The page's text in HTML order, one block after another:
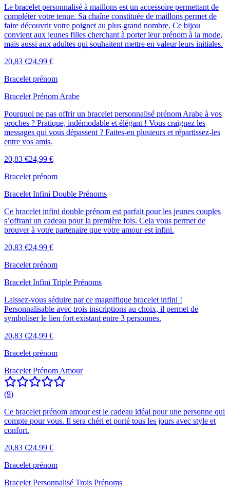
Le bracelet personnalisé à maillons est un accessoire permettant de
compléter votre tenue. Sa chaîne constituée de maillons permet de
faire découvrir votre poignet au plus grand nombre. Ce bijou
convient aux jeunes filles cherchant à porter leur prénom à la mode,
mais aussi aux adultes qui souhaitent mettre en valeur leurs initiales.
20,83 €24,99 €
Bracelet prénom
Bracelet Prénom Arabe
Pourquoi ne pas offrir un bracelet personnalisé prénom Arabe à vos
proches ? Pratique, indémodable et élégant ! Vous craignez les
messages qui vous dépassent ? Faites-en plusieurs et répartissez-les
entre vos amis.
20,83 €24,99 €
Bracelet prénom
Bracelet Infini Double Prénoms
Ce bracelet infini double prénom est parfait pour les jeunes couples
s’offrant un cadeau pour la première fois. Cela vous permet de
prouver à votre partenaire que votre amour est infini.
20,83 €24,99 €
Bracelet prénom
Bracelet Infini Triple Prénoms
Laissez-vous séduire par ce magnifique bracelet infini !
Personnalisable avec trois inscriptions au choix, il permet de
symboliser le lien fort existant entre 3 personnes.
20,83 €24,99 €
Bracelet prénom
Bracelet Prénom Amour
(9)
Ce bracelet prénom amour est le cadeau idéal pour une personne qui
compte pour vous. Il sera chéri et porté tous les jours avec style et
confort.
20,83 €24,99 €
Bracelet prénom
Bracelet Personnalisé Trois Prénoms